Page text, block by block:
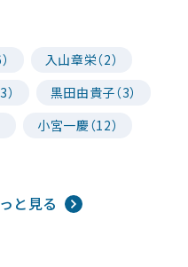
入山章栄（2）
黒田由貴子（3）
小宮一慶（12）
と見る